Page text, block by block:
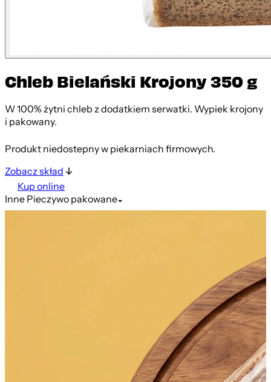
Chleb Bielański Krojony 350 g
W 100% żytni chleb z dodatkiem serwatki. Wypiek krojony
i pakowany.
Produkt niedostepny w piekarniach firmowych.
Zobacz skład
Kup online
InnePieczywo pakowane